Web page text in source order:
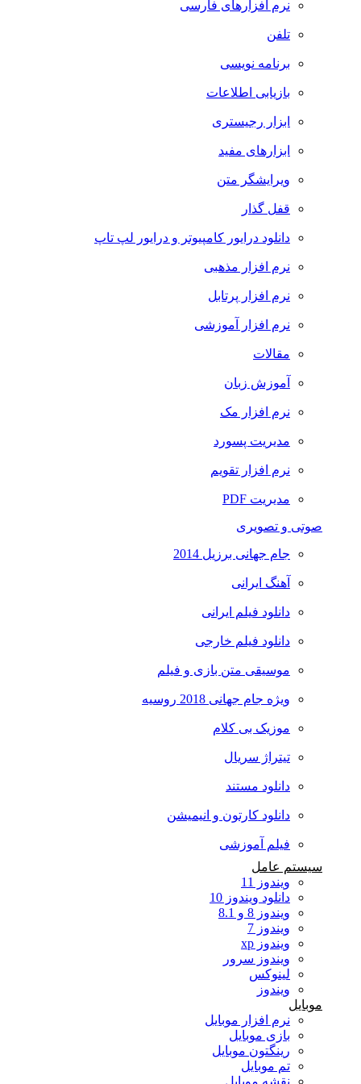
نرم افزارهای فارسی
تلفن
برنامه نویسی
بازیابی اطلاعات
ابزار رجیستری
ابزارهای مفید
ویرایشگر متن
قفل گذار
دانلود درایور کامپیوتر و درایور لپ تاپ
نرم افزار مذهبی
نرم افزار پرتابل
نرم افزار آموزشی
مقالات
آموزش زبان
نرم افزار مک
مدیریت پسورد
نرم افزار تقویم
مدیریت PDF
صوتی و تصویری
جام جهانی برزیل 2014
آهنگ ایرانی
دانلود فیلم ایرانی
دانلود فیلم خارجی
موسیقی متن بازی و فیلم
ویژه جام جهانی 2018 روسیه
موزیک بی کلام
تیتراژ سریال
دانلود مستند
دانلود کارتون و انیمیشن
فیلم آموزشی
سیستم عامل
ویندوز 11
دانلود ویندوز 10
ویندوز 8 و 8.1
ویندوز 7
ویندوز xp
ویندوز سرور
لینوکس
ویندوز
موبایل
نرم افزار موبایل
بازی موبایل
رینگتون موبایل
تم موبایل
نقشه موبایل